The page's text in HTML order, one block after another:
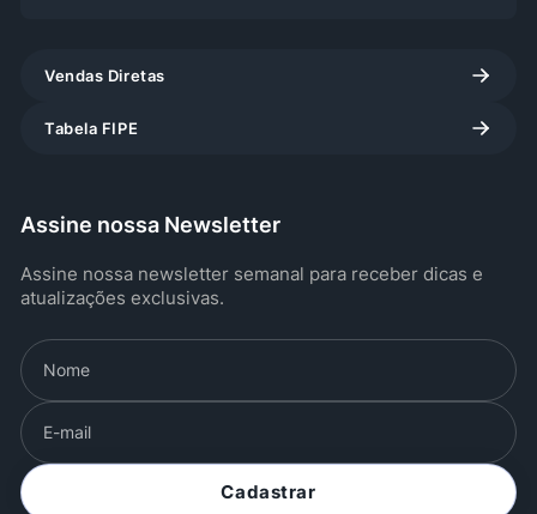
Vendas Diretas
Tabela FIPE
Assine nossa Newsletter
Assine nossa newsletter semanal para receber dicas e
atualizações exclusivas.
Cadastrar